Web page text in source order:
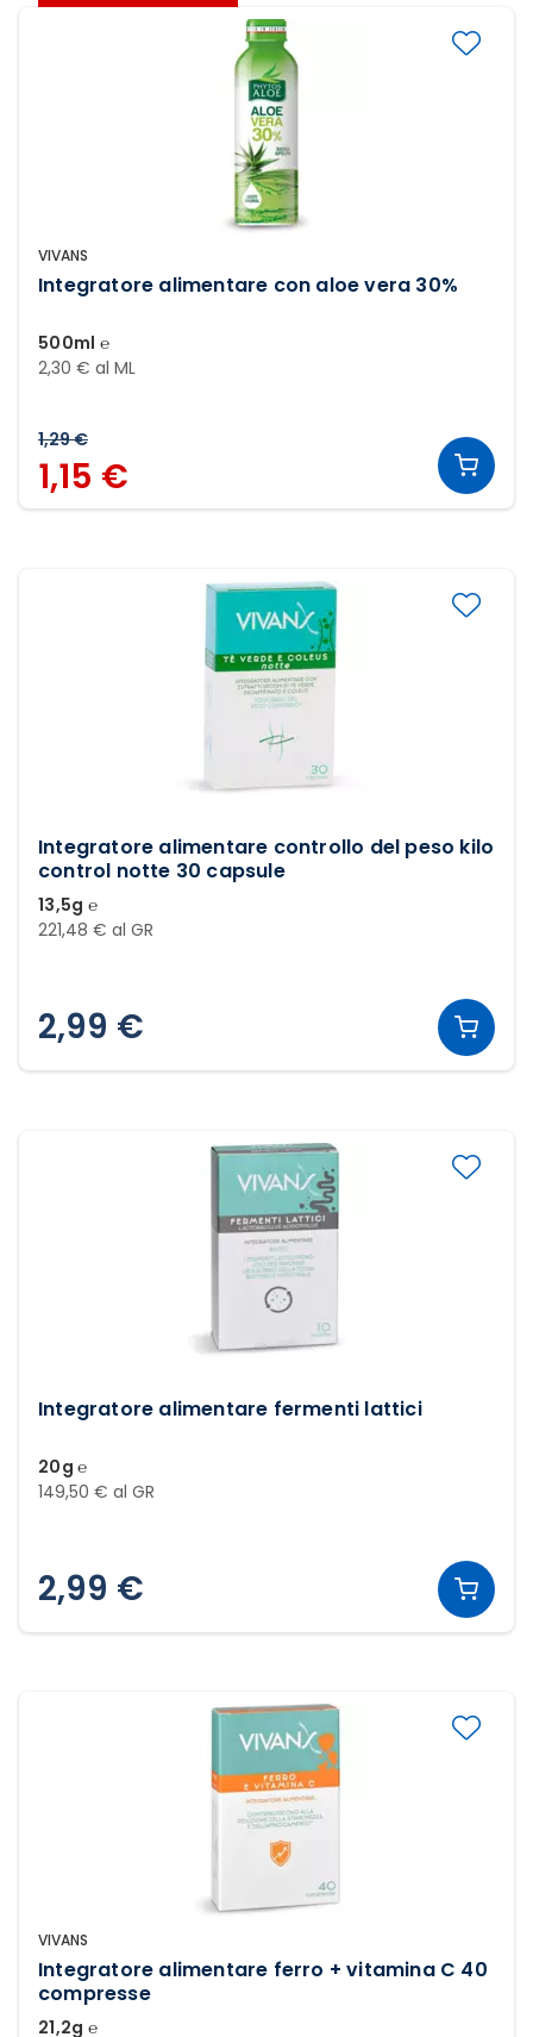
VIVANS
Integratore alimentare con aloe vera 30%
500ml ℮
2,30 € al ML
1,29 €
1,15 €
Integratore alimentare controllo del peso kilo
control notte 30 capsule
13,5g ℮
221,48 € al GR
2,99 €
Integratore alimentare fermenti lattici
20g ℮
149,50 € al GR
2,99 €
VIVANS
Integratore alimentare ferro + vitamina C 40
compresse
21,2g ℮